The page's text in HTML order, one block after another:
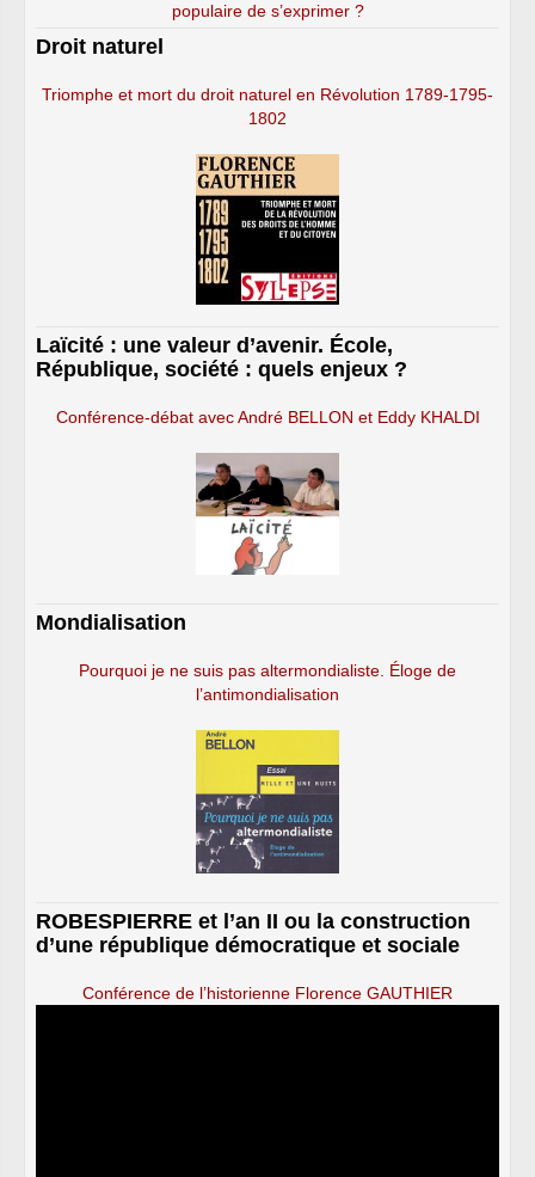
populaire de s’exprimer ?
Droit naturel
Triomphe et mort du droit naturel en Révolution 1789-1795-
1802
Laïcité : une valeur d’avenir. École,
République, société : quels enjeux ?
Conférence-débat avec André BELLON et Eddy KHALDI
Mondialisation
Pourquoi je ne suis pas altermondialiste. Éloge de
l’antimondialisation
ROBESPIERRE et l’an II ou la construction
d’une république démocratique et sociale
Conférence de l’historienne Florence GAUTHIER